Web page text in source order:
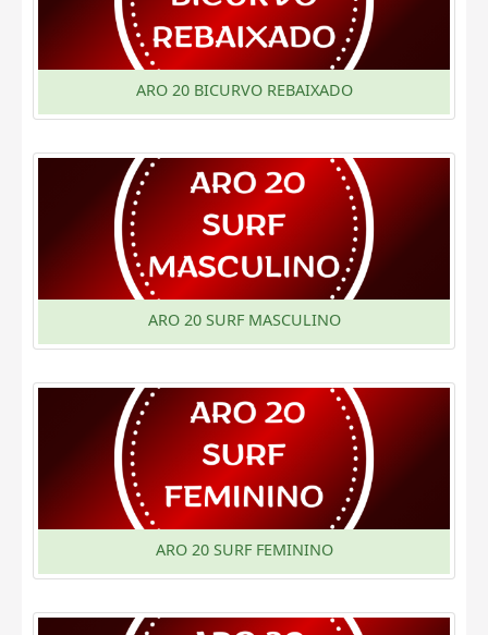
ARO 20 BICURVO REBAIXADO
ARO 20 SURF MASCULINO
ARO 20 SURF FEMININO